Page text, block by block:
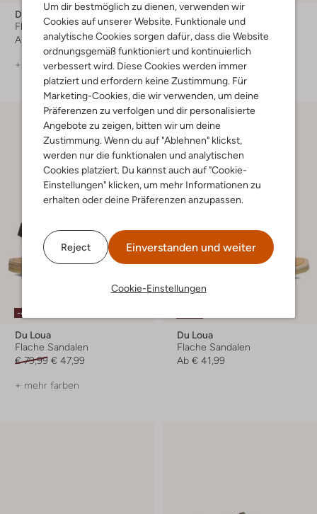
Um dir bestmöglich zu dienen, verwenden wir
Cookies auf unserer Website. Funktionale und
analytische Cookies sorgen dafür, dass die Website
ordnungsgemäß funktioniert und kontinuierlich
verbessert wird. Diese Cookies werden immer
platziert und erfordern keine Zustimmung. Für
Marketing-Cookies, die wir verwenden, um deine
Präferenzen zu verfolgen und dir personalisierte
Angebote zu zeigen, bitten wir um deine
Zustimmung. Wenn du auf "Ablehnen" klickst,
werden nur die funktionalen und analytischen
Cookies platziert. Du kannst auch auf "Cookie-
Einstellungen" klicken, um mehr Informationen zu
erhalten oder deine Präferenzen anzupassen.
Reject Einverstanden und weiter
Cookie-Einstellungen
Du Loua
Flache Sandalen
Ab
€ 79,99
+ mehr farben
Flache Sandalen
€ 79,99 € 47,99
+ mehr farben
-40%
Du Loua
Flache Sandalen
€ 79,99 € 47,99
+ mehr farben
Du Loua
Flache Sandalen
Ab € 41,99